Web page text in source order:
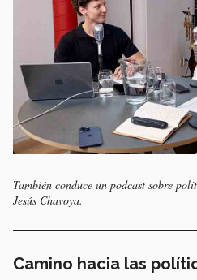
También conduce un podcast sobre
Jesús Chavoya.
Camino hacia las